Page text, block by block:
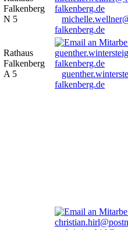
Falkenberg
N 5
falkenberg.de
Rathaus
Falkenberg
A 5
falkenberg.de